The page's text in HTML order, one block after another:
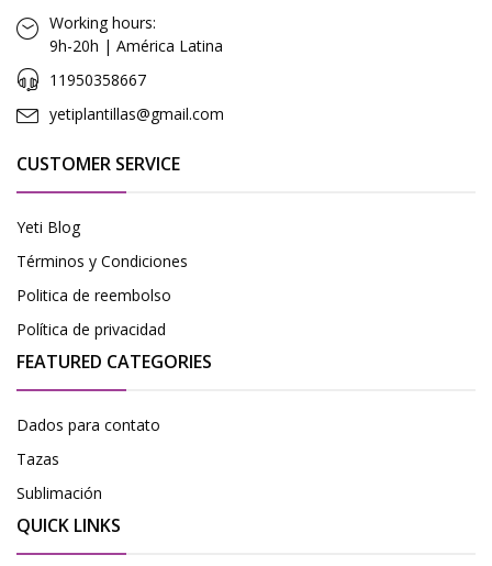
Working hours:
9h-20h | América Latina
11950358667
yetiplantillas@gmail.com
CUSTOMER SERVICE
Yeti Blog
Términos y Condiciones
Politica de reembolso
Política de privacidad
FEATURED CATEGORIES
Dados para contato
Tazas
Sublimación
QUICK LINKS